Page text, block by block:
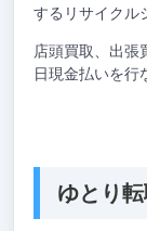
するリサイクル
店頭買取、出張
日現金払いを行
ゆとり